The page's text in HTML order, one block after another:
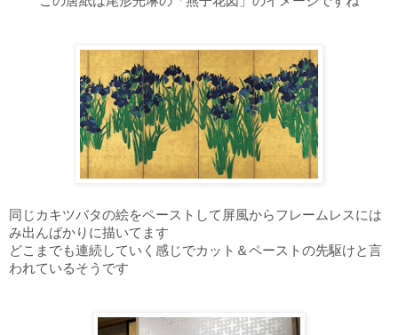
同じカキツバタの絵をペーストして屏風からフレームレスには
み出んばかりに描いてます
どこまでも連続していく感じでカット＆ペーストの先駆けと言
われているそうです